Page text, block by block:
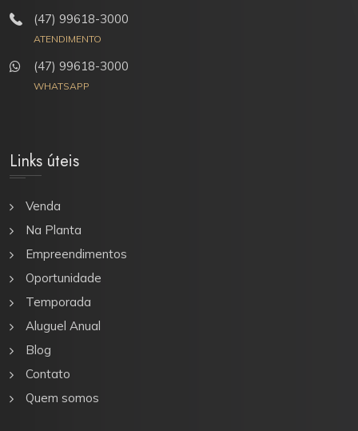
(47) 99618-3000
ATENDIMENTO
(47) 99618-3000
WHATSAPP
Links úteis
Venda
Na Planta
Empreendimentos
Oportunidade
Temporada
Aluguel Anual
Blog
Contato
Quem somos